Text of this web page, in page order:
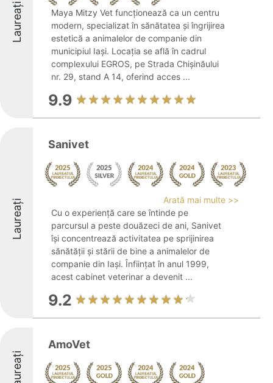
Laureați
Maya Mitzy Vet funcționează ca un centru
modern, specializat în sănătatea și îngrijirea
estetică a animalelor de companie din
municipiul Iași. Locația se află în cadrul
complexului EGROS, pe Strada Chișinăului
nr. 29, stand A 14, oferind acces ...
9.9
Laureați
Sanivet
Arată mai multe >>
Cu o experiență care se întinde pe
parcursul a peste douăzeci de ani, Sanivet
își concentrează activitatea pe sprijinirea
sănătății și stării de bine a animalelor de
companie din Iași. Înființat în anul 1999,
acest cabinet veterinar a devenit ...
9.2
Laureați
AmoVet